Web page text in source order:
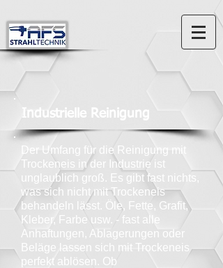
Industrielle Reinigung
Der Umfang für die Reinigung mit
Trockeneis in der Industrie ist
unglaublich groß. Es gibt fast nichts,
was sich nicht mit Trockeneis
behandeln lässt. Öle, Fette, Grafit,
Kleber, Farbe usw. - fast alle
Anhaftungen, Ablagerungen oder
Beläge lassen sich mit Trockeneis
perfekt ablösen. Ob